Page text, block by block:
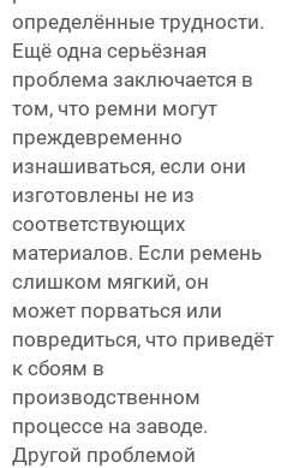
определённые трудности.
Ещё одна серьёзная
проблема заключается в
том, что ремни могут
преждевременно
изнашиваться, если они
изготовлены не из
соответствующих
материалов. Если ремень
слишком мягкий, он
может порваться или
повредиться, что приведёт
к сбоям в
производственном
процессе на заводе.
Другой проблемой